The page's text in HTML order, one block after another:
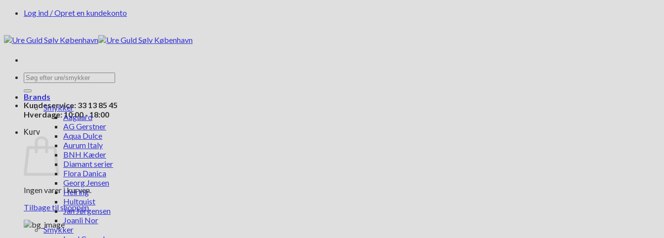
FortsætLog ind / Opret en kundekonto
Søg
efter:
Kundeservice: 33 13 85 45
Hverdage: 10:00 - 18:00
Kurv
Ingen varer i kurven.
Tilbage til shoppen
Brands
Smykker
Aagaard
AG Gerstner
Aqua Dulce
Aurum Italy
BNH Kæder
Diamant serier
Flora Danica
Georg Jensen
Heiring
Hultquist
Jan Jørgensen
Joanli Nor
Smykker